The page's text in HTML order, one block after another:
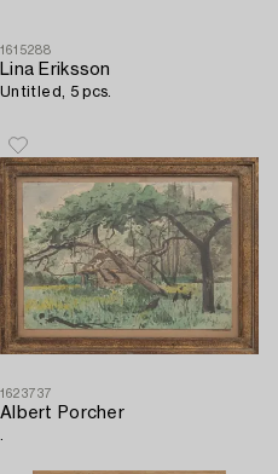
1615288
Lina Eriksson
Untitled, 5 pcs.
1623737
Albert Porcher